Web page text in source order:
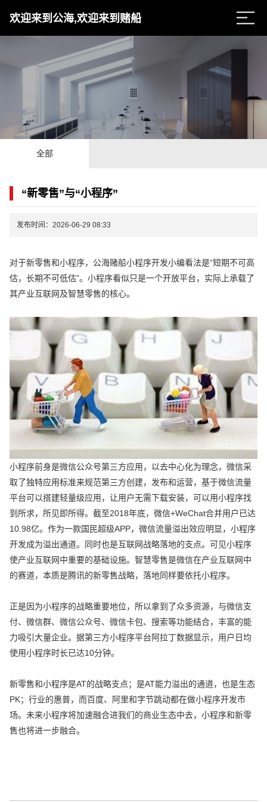
欢迎来到公海,欢迎来到赌船
全部
“新零售”与“小程序”
发布时间：2026-06-29 08:33
对于新零售和小程序，公海赌船小程序开发小编看法是“短期不可高
估，长期不可低估”。小程序看似只是一个开放平台，实际上承载了
其产业互联网及智慧零售的核心。
小程序前身是微信公众号第三方应用，以去中心化为理念，微信采
取了独特应用标准来规范第三方创建，发布和运营，基于微信流量
平台可以搭建轻量级应用，让用户无需下载安装，可以用小程序找
到所求，所见即所得。截至2018年底，微信+WeChat合并用户已达
10.98亿。作为一款国民超级APP，微信流量溢出效应明显，小程序
开发成为溢出通道。同时也是互联网战略落地的支点。可见小程序
使产业互联网中重要的基础设施。智慧零售是微信在产业互联网中
的赛道，本质是腾讯的新零售战略，落地同样要依托小程序。
正是因为小程序的战略重要地位，所以拿到了众多资源，与微信支
付、微信群、微信公众号、微信卡包、搜索等功能结合，丰富的能
力吸引大量企业。据第三方小程序平台阿拉丁数据显示，用户日均
使用小程序时长已达10分钟。
新零售和小程序是AT的战略支点；是AT能力溢出的通道，也是生态
PK；行业的惠普，而百度、阿里和字节跳动都在做小程序开发市
场。未来小程序将加速融合进我们的商业生态中去，小程序和新零
售也将进一步融合。